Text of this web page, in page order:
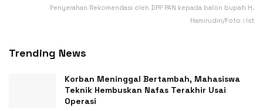
Penyerahan Rekomendasi oleh DPP PAN kepada balon bupati H.
Hamirudin/Foto : Ist
Trending News
Korban Meninggal Bertambah, Mahasiswa
Teknik Hembuskan Nafas Terakhir Usai
Operasi